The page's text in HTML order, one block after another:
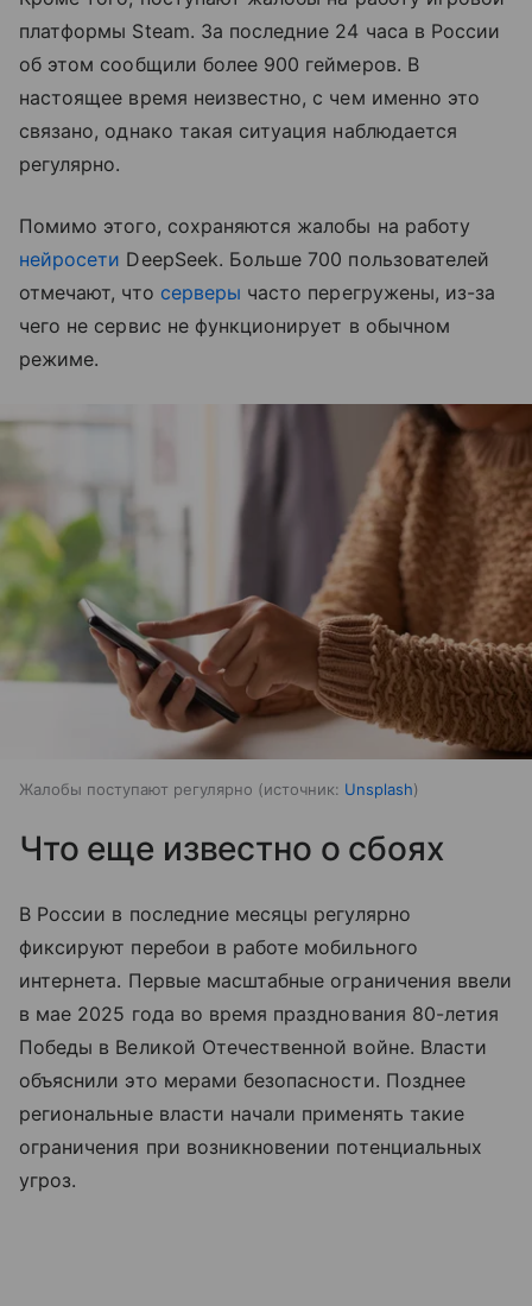
платформы Steam. За последние 24 часа в России
об этом сообщили более 900 геймеров. В
настоящее время неизвестно, с чем именно это
связано, однако такая ситуация наблюдается
регулярно.
Помимо этого, сохраняются жалобы на работу
нейросети DeepSeek. Больше 700 пользователей
отмечают, что серверы часто перегружены, из-за
чего не сервис не функционирует в обычном
режиме.
Жалобы поступают регулярно источник: Unsplash
Что еще известно о сбоях
В России в последние месяцы регулярно
фиксируют перебои в работе мобильного
интернета. Первые масштабные ограничения ввели
в мае 2025 года во время празднования 80-летия
Победы в Великой Отечественной войне. Власти
объяснили это мерами безопасности. Позднее
региональные власти начали применять такие
ограничения при возникновении потенциальных
угроз.